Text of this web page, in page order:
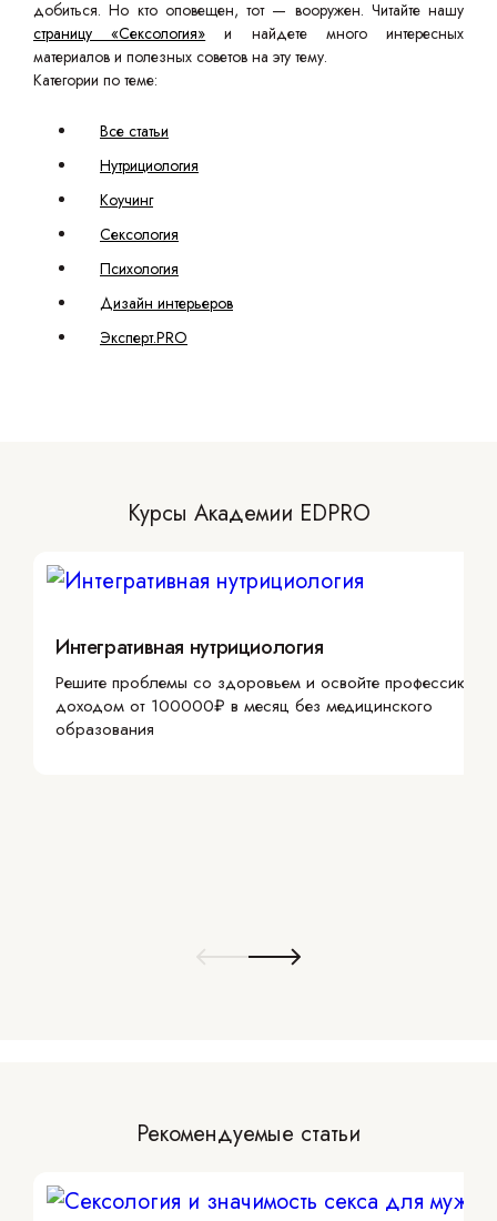
добиться. Но кто оповещен, тот — вооружен. Читайте нашу
страницу «Сексология» и найдете много интересных
материалов и полезных советов на эту тему.
Категории по теме:
Все статьи
Нутрициология
Коучинг
Сексология
Психология
Дизайн интерьеров
Эксперт.PRO
Курсы Академии EDPRO
Интегративная нутрициология
Решите проблемы со здоровьем и освойте профессию с
доходом от 100000₽ в месяц без медицинского
образования
Рекомендуемые статьи